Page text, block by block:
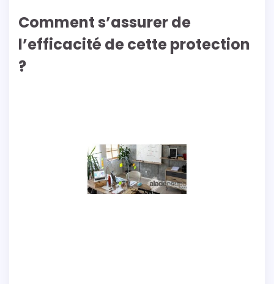
Comment s’assurer de
l’efficacité de cette protection
?